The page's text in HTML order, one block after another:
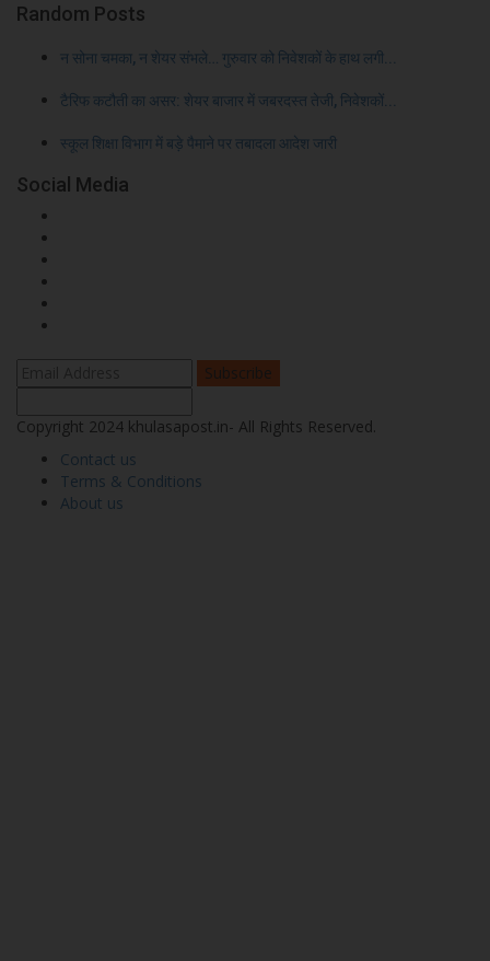
Random Posts
न सोना चमका, न शेयर संभले… गुरुवार को निवेशकों के हाथ लगी...
टैरिफ कटौती का असर: शेयर बाजार में जबरदस्त तेजी, निवेशकों...
स्कूल शिक्षा विभाग में बड़े पैमाने पर तबादला आदेश जारी
Social Media
Subscribe
Copyright 2024 khulasapost.in- All Rights Reserved.
Contact us
Terms & Conditions
About us